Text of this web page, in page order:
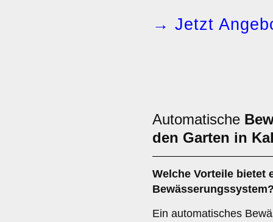
→ Jetzt
Automatische
den Garten in
Welche Vorteile bietet
Ein automatisches